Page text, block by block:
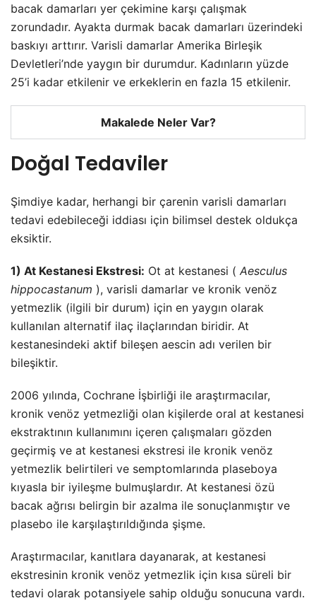
bacak damarları yer çekimine karşı çalışmak
zorundadır. Ayakta durmak bacak damarları üzerindeki
baskıyı arttırır. Varisli damarlar Amerika Birleşik
Devletleri’nde yaygın bir durumdur. Kadınların yüzde
25’i kadar etkilenir ve erkeklerin en fazla 15 etkilenir.
Makalede Neler Var?
Doğal Tedaviler
Şimdiye kadar, herhangi bir çarenin varisli damarları
tedavi edebileceği iddiası için bilimsel destek oldukça
eksiktir.
1) At Kestanesi Ekstresi: Ot at kestanesi ( Aesculus
hippocastanum ), varisli damarlar ve kronik venöz
yetmezlik (ilgili bir durum) için en yaygın olarak
kullanılan alternatif ilaç ilaçlarından biridir. At
kestanesindeki aktif bileşen aescin adı verilen bir
bileşiktir.
2006 yılında, Cochrane İşbirliği ile araştırmacılar,
kronik venöz yetmezliği olan kişilerde oral at kestanesi
ekstraktının kullanımını içeren çalışmaları gözden
geçirmiş ve at kestanesi ekstresi ile kronik venöz
yetmezlik belirtileri ve semptomlarında plaseboya
kıyasla bir iyileşme bulmuşlardır. At kestanesi özü
bacak ağrısı belirgin bir azalma ile sonuçlanmıştır ve
plasebo ile karşılaştırıldığında şişme.
Araştırmacılar, kanıtlara dayanarak, at kestanesi
ekstresinin kronik venöz yetmezlik için kısa süreli bir
tedavi olarak potansiyele sahip olduğu sonucuna vardı.